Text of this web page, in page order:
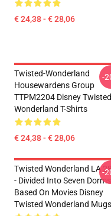
€ 24,38 - € 28,06
Twisted-Wonderland
Housewardens Group
TTPM2204 Disney Twisted
Wonderland T-Shirts
€ 24,38 - € 28,06
-
Twisted Wonderland LA
- Divided Into Seven Dorms
Based On Movies Disney
Twisted Wonderland Mugs
-